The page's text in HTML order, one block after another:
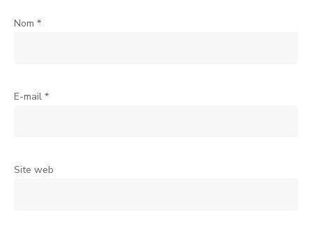
Nom *
E-mail *
Site web